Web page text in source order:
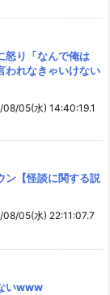
怒り「なんで俺は
われなきゃいけない
05(水) 14:40:19.1
ン【怪談に関する説
08/05(水) 22:11:07.7
いwww